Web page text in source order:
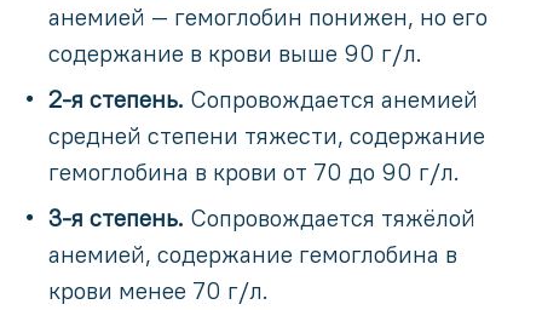
анемией — гемоглобин понижен, но его
содержание в крови выше 90 г/л.
2-я степень. Сопровождается анемией
средней степени тяжести, содержание
гемоглобина в крови от 70 до 90 г/л.
3-я степень. Сопровождается тяжёлой
анемией, содержание гемоглобина в
крови менее 70 г/л.